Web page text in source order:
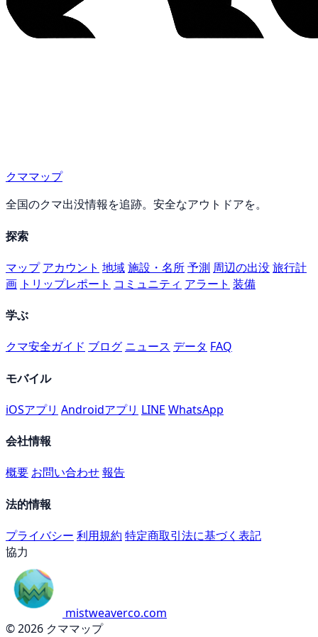
クママップ
全国のクマ出没情報を追跡。安全なアウトドアを。
探索
マップ アカウント 地域施設・名所予測 周辺の出没旅行計
画 トリップレポート コミュニティ アラート 装備
学ぶ
クマ安全ガイド ブログ ニュース データ FAQ
モバイル
iOSアプリ Androidアプリ LINE WhatsApp
会社情報
概要 お問い合わせ報告
法的情報
プライバシー 利用規約 特定商取引法に基づく表記
協力
mistweaverco.com
© 2026 クママップ